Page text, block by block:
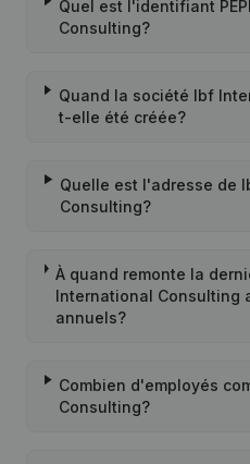
Quel est l'identifiant
Consulting?
Quand la société Ibf
t-elle été créée?
Quelle est l'adresse de
Consulting?
À quand remonte la
International Consulting
annuels?
Combien d'employés
Consulting?